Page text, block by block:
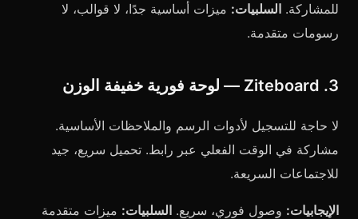
للمشاركة. السلبيات: ميزات أساسية جدًا، لا قوالب، لا
رسومات متقدمة.
3. Ziteboard — لوحة فورية خفيفة الوزن
لا حاجة للتسجيل لأدوات الرسم والملاحظات الأساسية.
مشاركة في الوقت الفعلي عبر رابط. تحميل سريع، جيد
للاجتماعات السريعة.
الإيجابيات: وصول فوري، سريع. السلبيات: ميزات متقدمة